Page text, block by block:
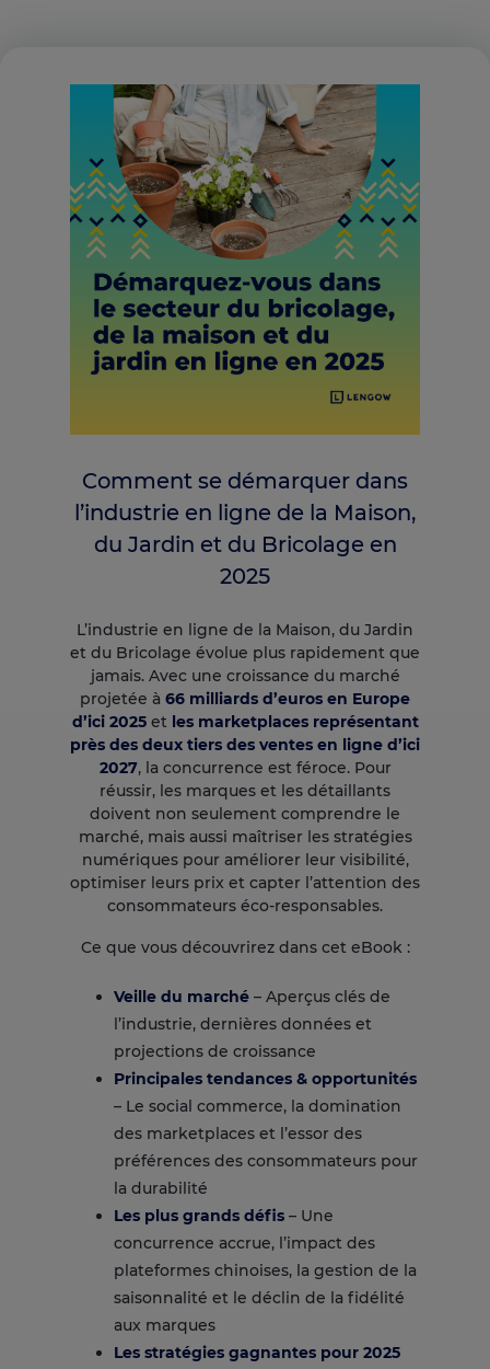
Comment se démarquer dans
l’industrie en ligne de la Maison,
du Jardin et du Bricolage en
2025
L’industrie en ligne de la Maison, du Jardin
et du Bricolage évolue plus rapidement que
jamais. Avec une croissance du marché
projetée à 66 milliards d’euros en Europe
d’ici 2025et les marketplaces représentant
près des deux tiers des ventes en ligne d’ici
2027, la concurrence est féroce. Pour
réussir, les marques et les détaillants
doivent non seulement comprendre le
marché, mais aussi maîtriser les stratégies
numériques pour améliorer leur visibilité,
optimiser leurs prix et capter l’attention des
consommateurs éco-responsables.
Ce que vous découvrirez dans cet eBook :
Veille du marché – Aperçus clés de
l’industrie, dernières données et
projections de croissance
Principales tendances & opportunités
– Le social commerce, la domination
des marketplaces et l’essor des
préférences des consommateurs pour
la durabilité
Les plus grands défis – Une
concurrence accrue, l’impact des
plateformes chinoises, la gestion de la
saisonnalité et le déclin de la fidélité
aux marques
Les stratégies gagnantes pour 2025